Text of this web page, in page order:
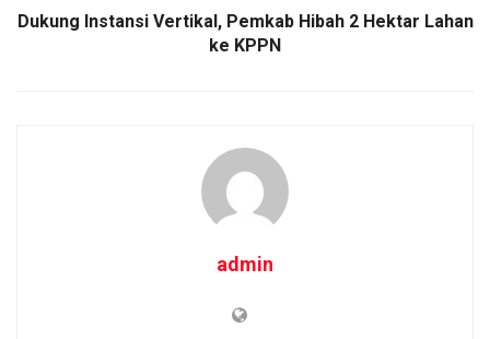
Dukung Instansi Vertikal, Pemkab Hibah 2 Hektar Lahan
ke KPPN
admin